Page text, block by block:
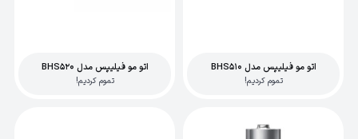
اتو مو فیلیپس مدل BHS510
تموم کردیم!
اتو مو فیلیپس مدل BHS520
تموم کردیم!